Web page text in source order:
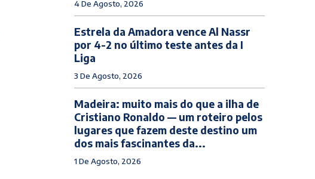
4 De Agosto, 2026
Estrela da Amadora vence Al Nassr
por 4-2 no último teste antes da I
Liga
3 De Agosto, 2026
Madeira: muito mais do que a ilha de
Cristiano Ronaldo — um roteiro pelos
lugares que fazem deste destino um
dos mais fascinantes da...
1 De Agosto, 2026